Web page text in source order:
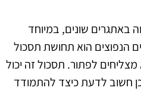
באתגרים שונים, במיוחד
הנפוצים הוא תחושת תסכול
לפתור. תסכול זה יכול
חשוב לדעת כיצד להתמודד